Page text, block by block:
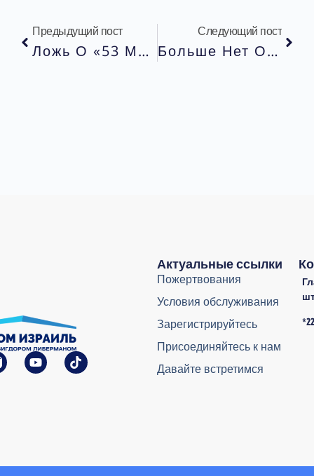
Предыдущий пост
Ложь О «53 Миллиардах Шекелей Мансуру Аббасу».
Следующий пост
Больше Нет Отговорок: Все Должны Служить В Армии.
Актуальные ссылки
Пожертвования
Условия обслуживания
Зарегистрируйтесь
Присоединяйтесь к нам
Давайте встретимся